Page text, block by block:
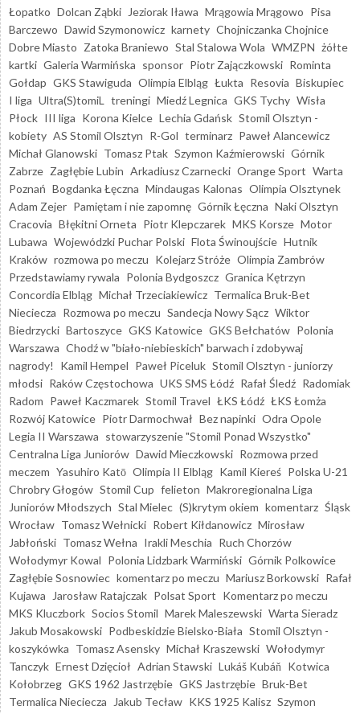
Łopatko Dolcan Ząbki Jeziorak Iława Mrągowia Mrągowo Pisa
Barczewo Dawid Szymonowicz karnety Chojniczanka Chojnice
Dobre Miasto Zatoka Braniewo Stal Stalowa Wola WMZPN żółte
kartki Galeria Warmińska sponsor Piotr Zajączkowski Rominta
Gołdap GKS Stawiguda Olimpia Elbląg Łukta Resovia Biskupiec
I liga Ultra(S)tomiL treningi Miedź Legnica GKS Tychy Wisła
Płock III liga Korona Kielce Lechia Gdańsk Stomil Olsztyn -
kobiety AS Stomil Olsztyn R-Gol terminarz Paweł Alancewicz
Michał Glanowski Tomasz Ptak Szymon Kaźmierowski Górnik
Zabrze Zagłębie Lubin Arkadiusz Czarnecki Orange Sport Warta
Poznań Bogdanka Łęczna Mindaugas Kalonas Olimpia Olsztynek
Adam Zejer Pamiętam i nie zapomnę Górnik Łęczna Naki Olsztyn
Cracovia Błękitni Orneta Piotr Klepczarek MKS Korsze Motor
Lubawa Wojewódzki Puchar Polski Flota Świnoujście Hutnik
Kraków rozmowa po meczu Kolejarz Stróże Olimpia Zambrów
Przedstawiamy rywala Polonia Bydgoszcz Granica Kętrzyn
Concordia Elbląg Michał Trzeciakiewicz Termalica Bruk-Bet
Nieciecza Rozmowa po meczu Sandecja Nowy Sącz Wiktor
Biedrzycki Bartoszyce GKS Katowice GKS Bełchatów Polonia
Warszawa Chodź w "biało-niebieskich" barwach i zdobywaj
nagrody!
Kamil Hempel Paweł Piceluk Stomil Olsztyn - juniorzy
młodsi Raków Częstochowa UKS SMS Łódź Rafał Śledź Radomiak
Radom Paweł Kaczmarek Stomil Travel ŁKS Łódź ŁKS Łomża
Rozwój Katowice Piotr Darmochwał Bez napinki Odra Opole
Legia II Warszawa stowarzyszenie "Stomil Ponad Wszystko"
Centralna Liga Juniorów Dawid Mieczkowski Rozmowa przed
meczem Yasuhiro Katō Olimpia II Elbląg Kamil Kiereś Polska U-21
Chrobry Głogów Stomil Cup felieton Makroregionalna Liga
Juniorów Młodszych Stal Mielec (S)krytym okiem komentarz Śląsk
Wrocław Tomasz Wełnicki Robert Kiłdanowicz Mirosław
Jabłoński Tomasz Wełna Irakli Meschia Ruch Chorzów
Wołodymyr Kowal Polonia Lidzbark Warmiński Górnik Polkowice
Zagłębie Sosnowiec komentarz po meczu Mariusz Borkowski Rafał
Kujawa
Jarosław Ratajczak Polsat Sport Komentarz po meczu
MKS Kluczbork Socios Stomil Marek Maleszewski Warta Sieradz
Jakub Mosakowski Podbeskidzie Bielsko-Biała Stomil Olsztyn -
koszykówka Tomasz Asensky Michał Kraszewski Wołodymyr
Tanczyk Ernest Dzięcioł Adrian Stawski Lukáš Kubáň Kotwica
Kołobrzeg GKS 1962 Jastrzębie GKS Jastrzębie Bruk-Bet
Termalica Nieciecza
Jakub Tecław KKS 1925 Kalisz Szymon